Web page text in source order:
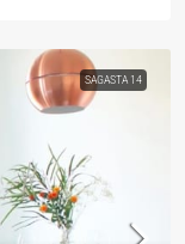
SAGASTA 14